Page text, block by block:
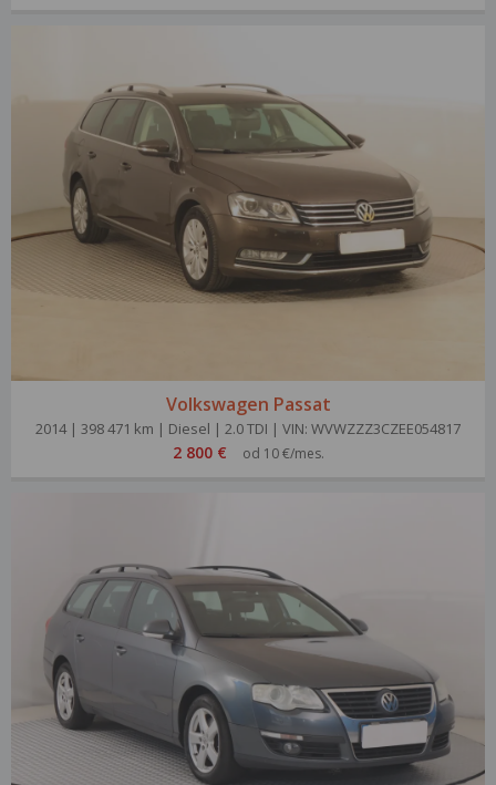
Volkswagen Passat
2014 | 398 471 km | Diesel | 2.0 TDI | VIN: WVWZZZ3CZEE054817
2 800 € od 10 €/mes.